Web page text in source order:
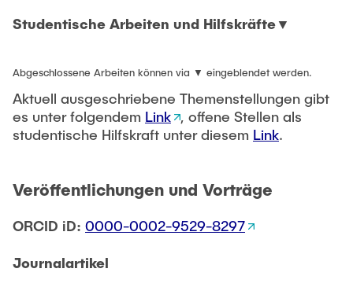
Studentische Arbeiten und Hilfskräfte
Entwicklung modularer Produktfamilien
hinsichtlich der Berücksichtigung von
Schnittstellen, 2024
Validierung einer methodischen
2024
modularer Produktfamilien, Bachelorarbeit,
Kategorisierung von Auswahlhilfen für
Abgeschlossene Arbeiten können via ▼ eingeblendet werden.
Aktuell ausgeschriebene Themenstellungen gibt
es unter folgendem Link , offene Stellen als
studentische Hilfskraft unter diesem Link.
Veröffentlichungen und Vorträge
ORCID iD: 0000-0002-9529-8297
Journalartikel